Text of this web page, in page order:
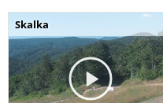
Skalka